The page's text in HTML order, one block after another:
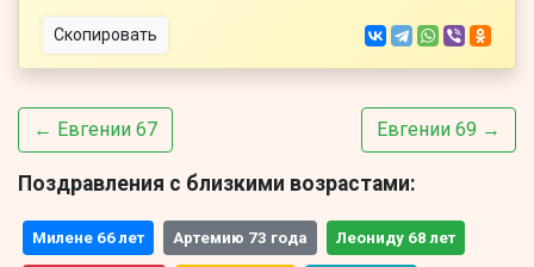
Скопировать
← Евгении 67 Евгении 69 →
Поздравления с близкими возрастами:
Милене 66 лет Артемию 73 года Леониду 68 лет